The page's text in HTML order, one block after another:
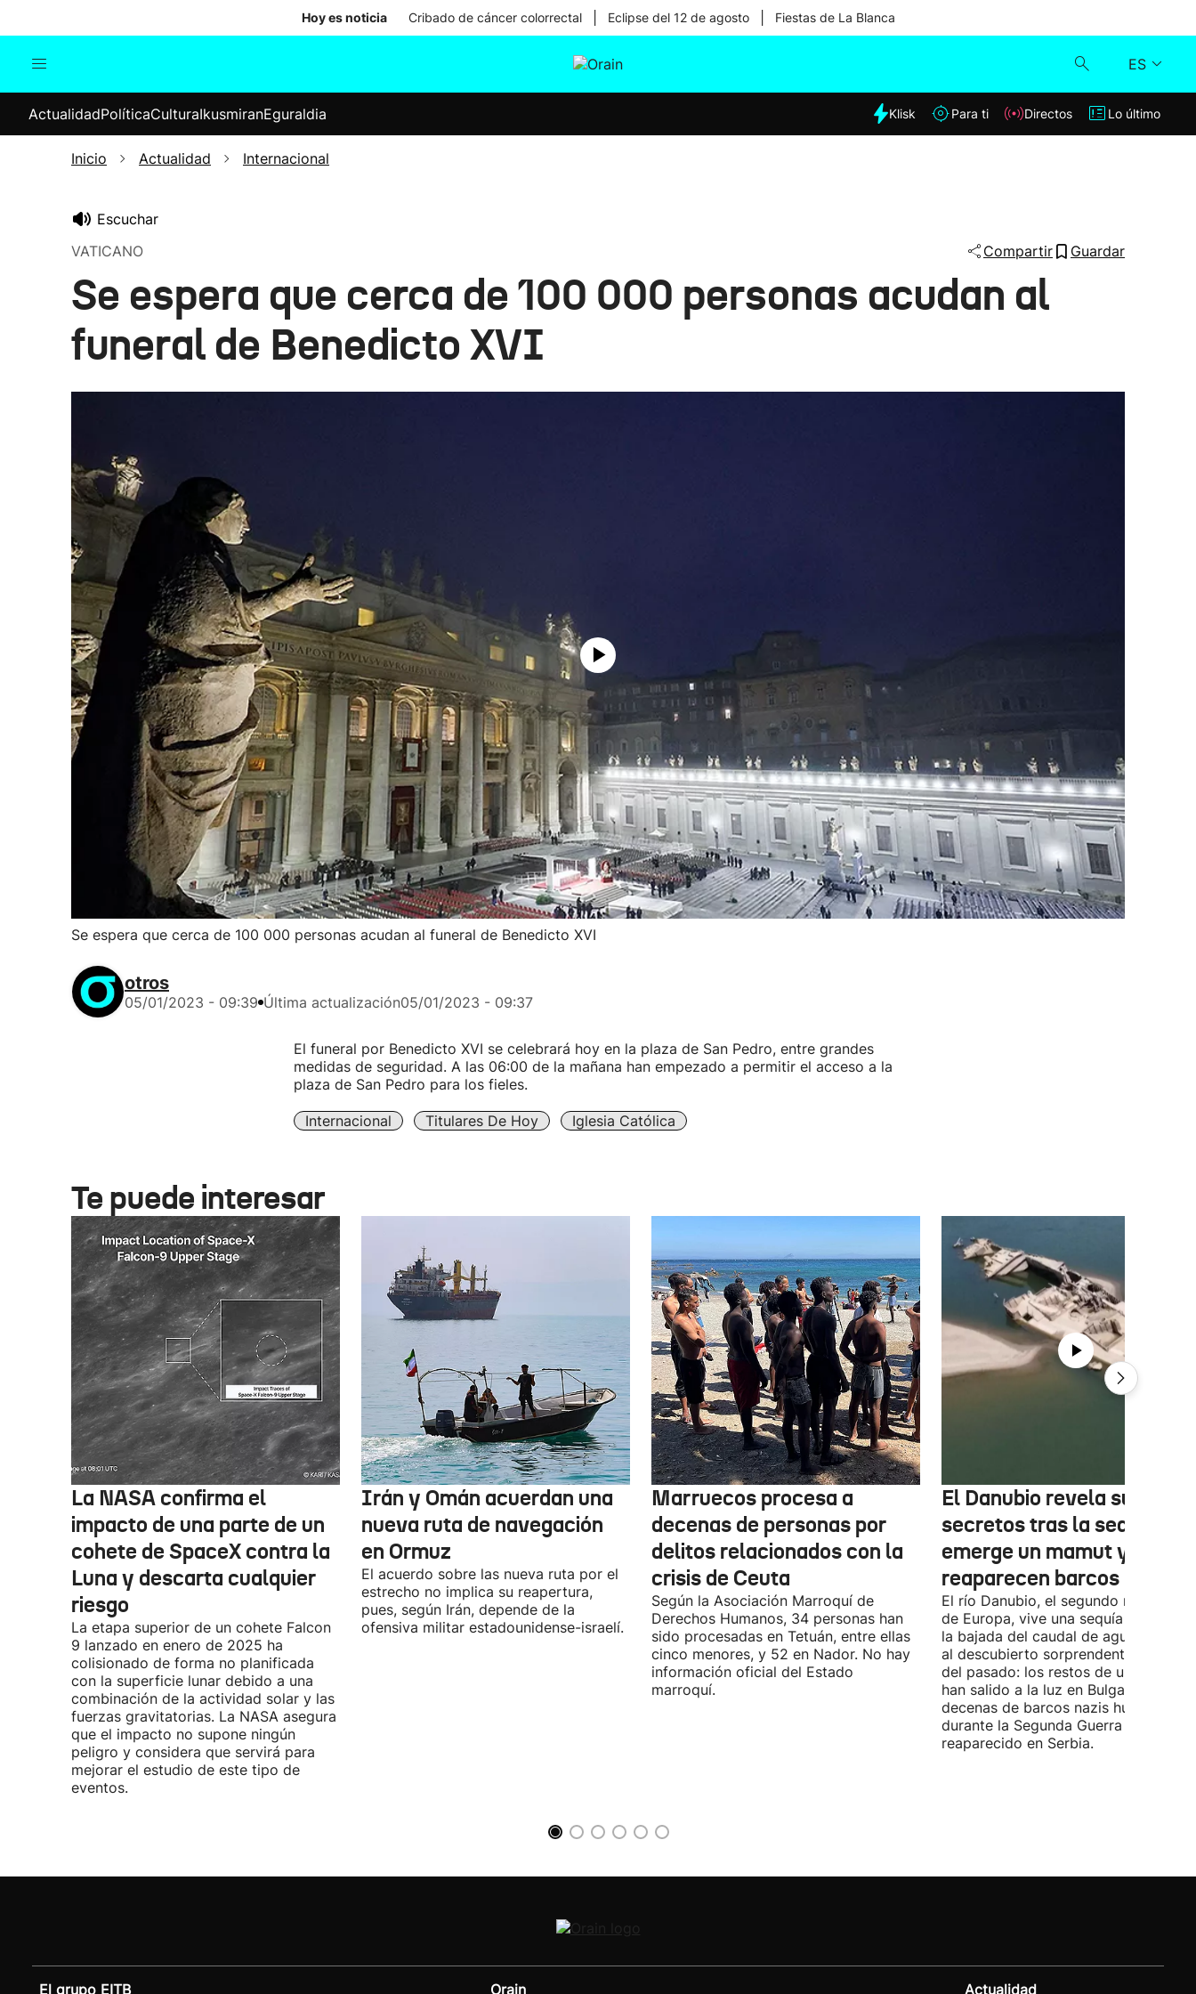
Hoy es noticia Cribado de cáncer colorrectal Eclipse del 12 de agosto Fiestas de La Blanca
ES
Internacional
Elecciones
Klisk
ActualidadPolíticaCulturaIkusmiranEguraldia Klisk Para ti Directos Lo último
Inicio Actualidad Internacional
Escuchar
VATICANO
Compartir Guardar
Se espera que cerca de 100 000 personas acudan al
funeral de Benedicto XVI
Se espera que cerca de 100 000 personas acudan al funeral de Benedicto XVI
otros
05/01/2023 - 09:39 Última actualización05/01/2023 - 09:37
El funeral por Benedicto XVI se celebrará hoy en la plaza de San Pedro, entre grandes
medidas de seguridad. A las 06:00 de la mañana han empezado a permitir el acceso a la
plaza de San Pedro para los fieles.
Internacional Titulares De Hoy Iglesia Católica
Te puede interesar
La NASA confirma el
impacto de una parte de un
cohete de SpaceX contra la
Luna y descarta cualquier
riesgo
La etapa superior de un cohete Falcon
9 lanzado en enero de 2025 ha
colisionado de forma no planificada
con la superficie lunar debido a una
combinación de la actividad solar y las
fuerzas gravitatorias. La NASA asegura
que el impacto no supone ningún
peligro y considera que servirá para
mejorar el estudio de este tipo de
eventos.
Irán y Omán acuerdan una
nueva ruta de navegación
en Ormuz
El acuerdo sobre las nueva ruta por el
estrecho no implica su reapertura,
pues, según Irán, depende de la
ofensiva militar estadounidense-israelí.
Marruecos procesa a
decenas de personas por
delitos relacionados con la
crisis de Ceuta
Según la Asociación Marroquí de
Derechos Humanos, 34 personas han
sido procesadas en Tetuán, entre ellas
cinco menores, y 52 en Nador. No hay
información oficial del Estado
marroquí.
El Danubio revela sus
secretos tras la sequía:
emerge un mamut y
reaparecen barcos nazis
El río Danubio, el segundo más largo
de Europa, vive una sequía histórica
la bajada del caudal de agua ha
al descubierto sorprendentes
del pasado: los restos de un mamut
han salido a la luz en Bulgaria y
decenas de barcos nazis hundidos
durante la Segunda Guerra Mundial
reaparecido en Serbia.
El grupo EITB Orain Actualidad